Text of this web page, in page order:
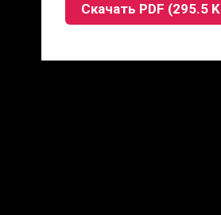
Скачать PDF (295.5